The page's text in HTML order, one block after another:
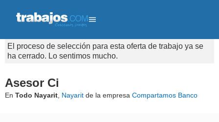
El proceso de selección para esta oferta de trabajo ya se
ha cerrado. Lo sentimos mucho.
Asesor Ci
En Todo Nayarit Nayarit de la empresa Compartamos Banco